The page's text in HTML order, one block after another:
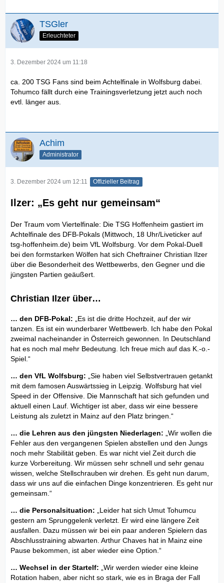
TSGler
Erleuchteter
3. Dezember 2024 um 11:18
ca. 200 TSG Fans sind beim Achtelfinale in Wolfsburg dabei.
Tohumco fällt durch eine Trainingsverletzung jetzt auch noch
evtl. länger aus.
Achim
Administrator
3. Dezember 2024 um 12:11 Offizieller Beitrag
Ilzer: „Es geht nur gemeinsam“
Der Traum vom Viertelfinale: Die TSG Hoffenheim gastiert im
Achtelfinale des DFB-Pokals (Mittwoch, 18 Uhr/Liveticker auf
tsg-hoffenheim.de) beim VfL Wolfsburg. Vor dem Pokal-Duell
bei den formstarken Wölfen hat sich Cheftrainer Christian Ilzer
über die Besonderheit des Wettbewerbs, den Gegner und die
jüngsten Partien geäußert.
Christian Ilzer über…
… den DFB-Pokal: „Es ist die dritte Hochzeit, auf der wir
tanzen. Es ist ein wunderbarer Wettbewerb. Ich habe den Pokal
zweimal nacheinander in Österreich gewonnen. In Deutschland
hat es noch mal mehr Bedeutung. Ich freue mich auf das K.-o.-
Spiel.“
… den VfL Wolfsburg:
„Sie haben viel Selbstvertrauen getankt
mit dem famosen Auswärtssieg in Leipzig. Wolfsburg hat viel
Speed in der Offensive. Die Mannschaft hat sich gefunden und
aktuell einen Lauf. Wichtiger ist aber, dass wir eine bessere
Leistung als zuletzt in Mainz auf den Platz bringen.“
… die Lehren aus den jüngsten Niederlagen: „Wir wollen die
Fehler aus den vergangenen Spielen abstellen und den Jungs
noch mehr Stabilität geben. Es war nicht viel Zeit durch die
kurze Vorbereitung. Wir müssen sehr schnell und sehr genau
wissen, welche Stellschrauben wir drehen. Es geht nun darum,
dass wir uns auf die einfachen Dinge konzentrieren. Es geht nur
gemeinsam.“
… die Personalsituation:
„Leider hat sich Umut Tohumcu
gestern am Sprunggelenk verletzt. Er wird eine längere Zeit
ausfallen. Dazu müssen wir bei ein paar anderen Spielern das
Abschlusstraining abwarten. Arthur Chaves hat in Mainz eine
Pause bekommen, ist aber wieder eine Option.“
… Wechsel in der Startelf: „Wir werden wieder eine kleine
Rotation haben, aber nicht so stark, wie es in Braga der Fall